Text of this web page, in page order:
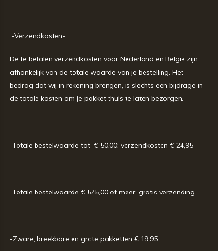
-Verzendkosten-
De te betalen verzendkosten voor Nederland en België zijn
afhankelijk van de totale waarde van je bestelling. Het
bedrag dat wij in rekening brengen, is slechts een bijdrage in
de totale kosten om je pakket thuis te laten bezorgen.
-Totale bestelwaarde tot € 50,00: verzendkosten € 24,95
-Totale bestelwaarde € 575,00 of meer: gratis verzending
-Zware, breekbare en grote pakketten € 19,95